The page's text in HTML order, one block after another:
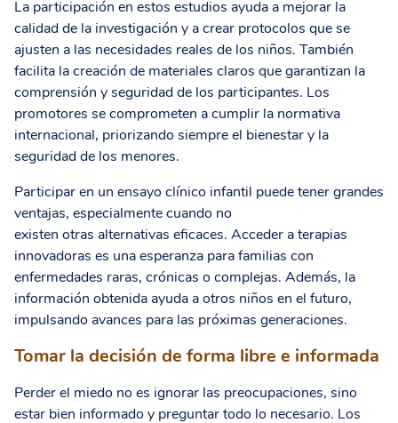
La participación en estos estudios ayuda a mejorar la
calidad de la investigación y a crear protocolos que se
ajusten a las necesidades reales de los niños. También
facilita la creación de materiales claros que garantizan la
comprensión y seguridad de los participantes. Los
promotores se comprometen a cumplir la normativa
internacional, priorizando siempre el bienestar y la
seguridad de los menores.
Participar en un ensayo clínico infantil puede tener grandes
ventajas, especialmente cuando no
existen otras alternativas eficaces. Acceder a terapias
innovadoras es una esperanza para familias con
enfermedades raras, crónicas o complejas. Además, la
información obtenida ayuda a otros niños en el futuro,
impulsando avances para las próximas generaciones.
Tomar la decisión de forma libre e informada
Perder el miedo no es ignorar las preocupaciones, sino
estar bien informado y preguntar todo lo necesario. Los